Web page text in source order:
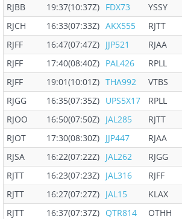
RJBB
19:37(10:37Z) FDX73 YSSY
RJCH
16:33(07:33Z) AKX555 RJTT
RJFF
16:47(07:47Z) JJP521 RJAA
RJFF
17:40(08:40Z) PAL426 RPLL
RJFF
19:01(10:01Z) THA992 VTBS
RJGG
16:35(07:35Z) UPS5X17 RPLL
RJOO
16:50(07:50Z) JAL285 RJTT
RJOT
17:30(08:30Z) JJP447 RJAA
RJSA
16:22(07:22Z) JAL262 RJGG
RJTT
16:23(07:23Z) JAL316 RJFF
RJTT
16:27(07:27Z) JAL15 KLAX
RJTT
16:37(07:37Z) QTR814 OTHH